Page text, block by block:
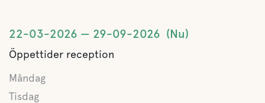
Sällskapsrum/TV
Gråvatten
22-03-2026 29-09-2026 Nu
Öppettider reception
Måndag
Tisdag